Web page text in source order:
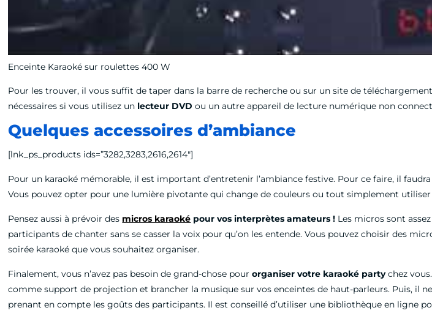
Enceinte Karaoké sur roulettes 400 W
Pour les trouver, il vous suffit de taper dans la barre de recherche ou sur un site de
nécessaires si vous utilisez un lecteur DVD ou un autre appareil de lecture numérique non
Quelques accessoires d’ambiance
[lnk_ps_products ids=”3282,3283,2616,2614″]
Pour un karaoké mémorable, il est important d’entretenir l’ambiance festive. Pour ce faire, il
Vous pouvez opter pour une lumière pivotante qui change de couleurs ou tout simplement
Pensez aussi à prévoir des micros karaoké pour vos interprètes amateurs ! Les micros sont
participants de chanter sans se casser la voix pour qu’on les entende. Vous pouvez choisir des
soirée karaoké que vous souhaitez organiser.
Finalement, vous n’avez pas besoin de grand-chose pourorganiser votre karaoké partychez
comme support de projection et brancher la musique sur vos enceintes de haut-parleurs. Puis, il
prenant en compte les goûts des participants. Il est conseillé d’utiliser une bibliothèque en ligne